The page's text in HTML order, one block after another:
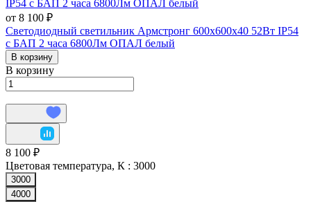
от 8 100 ₽
Светодиодный светильник Армстронг 600х600х40 52Вт IP54
с БАП 2 часа 6800Лм ОПАЛ белый
В корзину
В корзину
8 100 ₽
Цветовая температура, К : 3000
3000
4000